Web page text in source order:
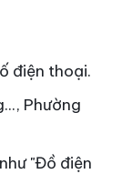
điện thoại.
Phường
"Đồ điện